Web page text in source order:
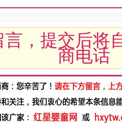
，提交后将
商电话